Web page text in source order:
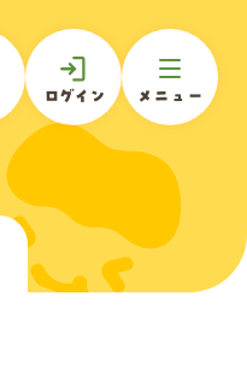
ログイン メニュー